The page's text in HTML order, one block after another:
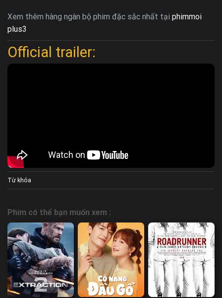
Xem thêm hàng ngàn bộ phim đặc sắc nhất tại phimmoi
plus3
Official trailer:
Từ khóa
Phim có thể bạn muốn xem :